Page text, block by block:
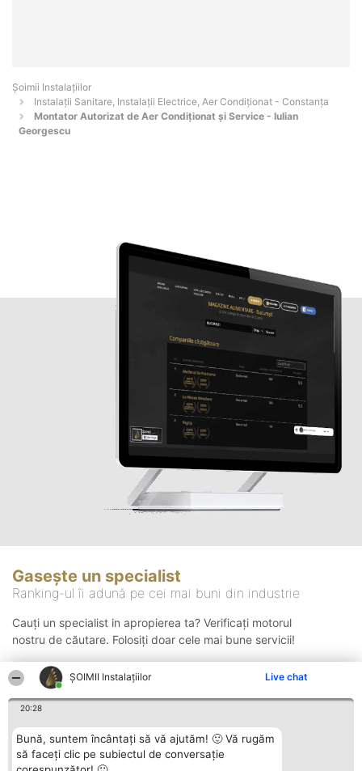
ŞOIMII Instalaţiilor Live chat
20:28
Bună, suntem încântați să vă ajutăm! 🙂 Vă rugăm
să faceți clic pe subiectul de conversație
Şoimii Instalaţiilor
Instalații Sanitare, Instalații Electrice, Aer Condiționat - Constanţa
Montator Autorizat de Aer Condiționat și Service - Iulian
Georgescu
Gasește un specialist
Ranking-ul îi adună pe cei mai buni din industrie
Cauți un specialist in apropierea ta? Verificați motorul
nostru de căutare. Folosiți doar cele mai bune servicii!